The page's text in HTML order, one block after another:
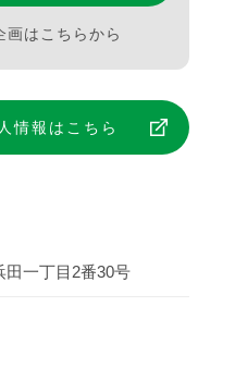
画はこちらから
情報はこちら
一丁目2番30号